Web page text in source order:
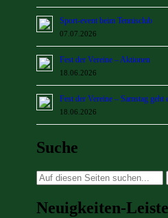
Sport-event beim Tennisclub
07.07.2026
Fest der Vereine – Aktionen
18.06.2026
Fest der Vereine – Samstag geht
18.06.2026
Suche
Suche
nach:
Neuigkeiten-